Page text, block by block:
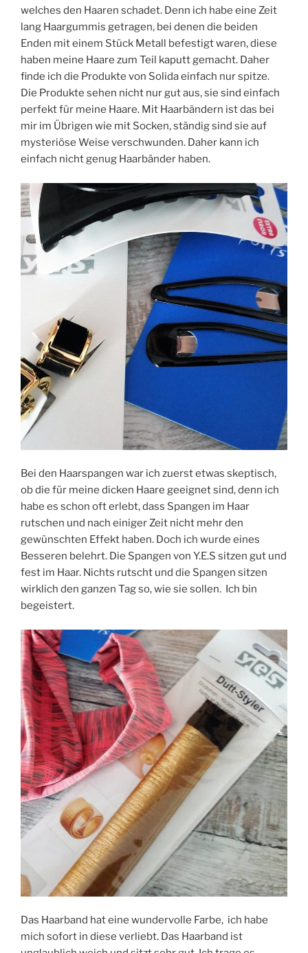
welches den Haaren schadet. Denn ich habe eine Zeit
lang Haargummis getragen, bei denen die beiden
Enden mit einem Stück Metall befestigt waren, diese
haben meine Haare zum Teil kaputt gemacht. Daher
finde ich die Produkte von Solida einfach nur spitze.
Die Produkte sehen nicht nur gut aus, sie sind einfach
perfekt für meine Haare. Mit Haarbändern ist das bei
mir im Übrigen wie mit Socken, ständig sind sie auf
mysteriöse Weise verschwunden. Daher kann ich
einfach nicht genug Haarbänder haben.
Bei den Haarspangen war ich zuerst etwas skeptisch,
ob die für meine dicken Haare geeignet sind, denn ich
habe es schon oft erlebt, dass Spangen im Haar
rutschen und nach einiger Zeit nicht mehr den
gewünschten Effekt haben. Doch ich wurde eines
Besseren belehrt. Die Spangen von Y.E.S sitzen gut und
fest im Haar. Nichts rutscht und die Spangen sitzen
wirklich den ganzen Tag so, wie sie sollen. Ich bin
begeistert.
Das Haarband hat eine wundervolle Farbe, ich habe
mich sofort in diese verliebt. Das Haarband ist